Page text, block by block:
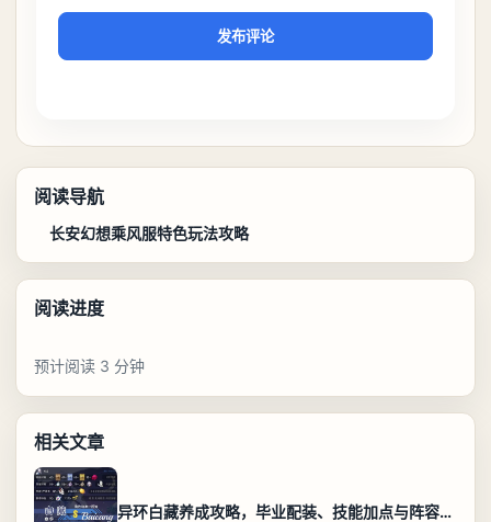
发布评论
阅读导航
长安幻想乘风服特色玩法攻略
阅读进度
预计阅读 3 分钟
相关文章
异环白藏养成攻略，毕业配装、技能加点与阵容搭配保姆级解析